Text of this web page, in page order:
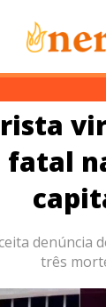
denúncia
três